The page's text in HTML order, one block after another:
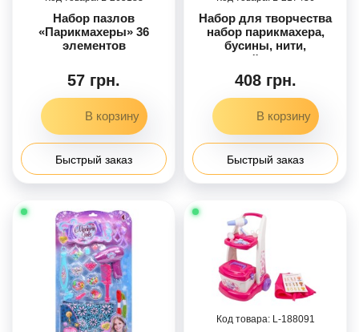
Набор пазлов
«Парикмахеры» 36
элементов
57 грн.
Быстрый заказ
Набор для творчества
набор парикмахера,
бусины, нити,
устройство для
плетения, фен,
расческа, косметичка,
на листе, 30-32-6,5см
408 грн.
Быстрый заказ
188091